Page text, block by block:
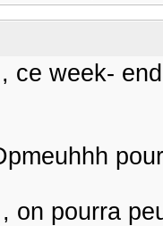
ce week-
on pourra